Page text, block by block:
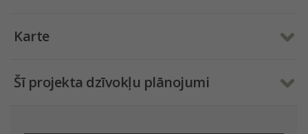
Karte
Šī projekta dzīvokļu plānojumi